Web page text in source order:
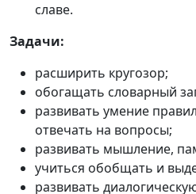
славе.
Задачи:
расширить кругозор;
обогащать словарный
развивать умение
отвечать на вопросы;
развивать мышление,
учиться обобщать и
развивать